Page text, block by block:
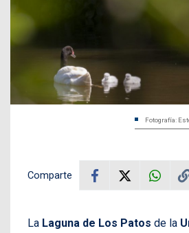
Fotografía:
Comparte
La Laguna de Los Patos de la